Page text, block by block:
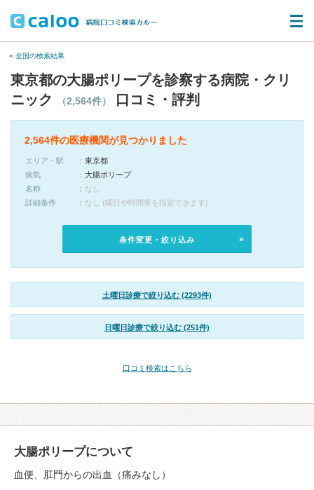
« 全国の検索結果
東京都の大腸ポリープを診察する病院・クリ
ニック
（2,564件） 口コミ・評判
2,564件の医療機関が見つかりました
エリア・駅
東京都
病気
大腸ポリープ
名称
なし
詳細条件
なし (曜日や時間帯を指定できます)
条件変更・絞り込み
土曜日診療で絞り込む (2293件)
日曜日診療で絞り込む (251件)
口コミ検索はこちら
大腸ポリープについて
血便、肛門からの出血（痛みなし）